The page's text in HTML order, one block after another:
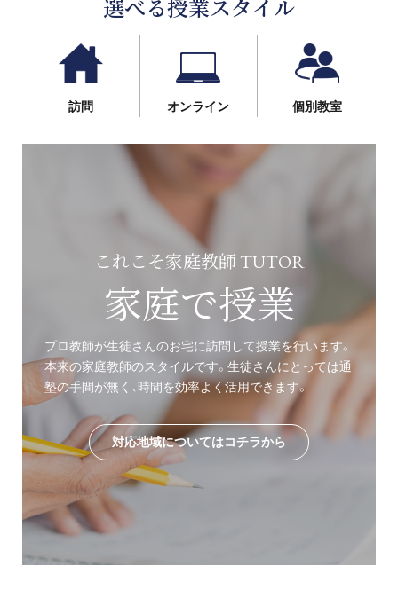
選べる授業スタイル
訪問 オンライン 個別教室
これこそ家庭教師 TUTOR
家庭で授業
プロ教師が生徒さんのお宅に訪問して授業を行います。
本来の家庭教師のスタイルです。生徒さんにとっては通
塾の手間が無く、時間を効率よく活用できます。
対応地域についてはコチラから